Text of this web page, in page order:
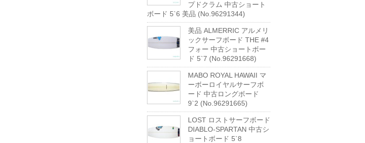
プドクラム 中古ショート
ボード 5`6 美品 (No.96291344)
美品 ALMERRIC アルメリ
ックサーフボード THE #4
フォー 中古ショートボー
ド 5`7 (No.96291668)
MABO ROYAL HAWAII マ
ーボーロイヤルサーフボ
ード 中古ロングボード
9`2 (No.96291665)
LOST ロストサーフボード
DIABLO-SPARTAN 中古シ
ョートボード 5`8